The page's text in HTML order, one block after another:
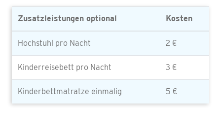
Zusatzleistungen optional Kosten
Hochstuhl pro Nacht 2 €
Kinderreisebett pro Nacht 3 €
Kinderbettmatratze einmalig 5 €